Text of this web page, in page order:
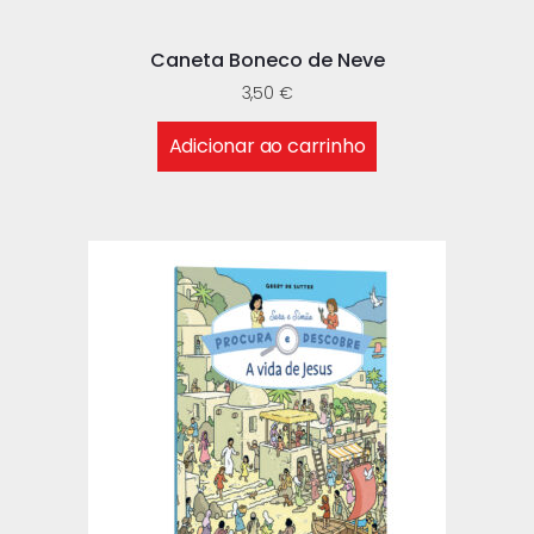
Caneta Boneco de Neve
3,50 €
Adicionar ao carrinho